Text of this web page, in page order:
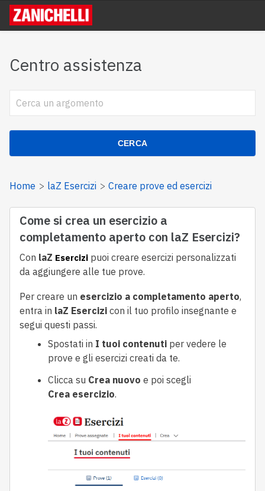
Centro assistenza
CERCA
Home laZ Esercizi Creare prove ed esercizi
Come si crea un esercizio a
completamento aperto con laZ Esercizi?
Con laZ Esercizi puoi creare esercizi personalizzati
da aggiungere alle tue prove.
Per creare un esercizio a completamento aperto,
entra in laZ Esercizi con il tuo profilo insegnante e
segui questi passi.
Spostati in I tuoi contenuti per vedere le
prove e gli esercizi creati da te.
Clicca su Crea nuovo e poi scegli
Crea esercizio.